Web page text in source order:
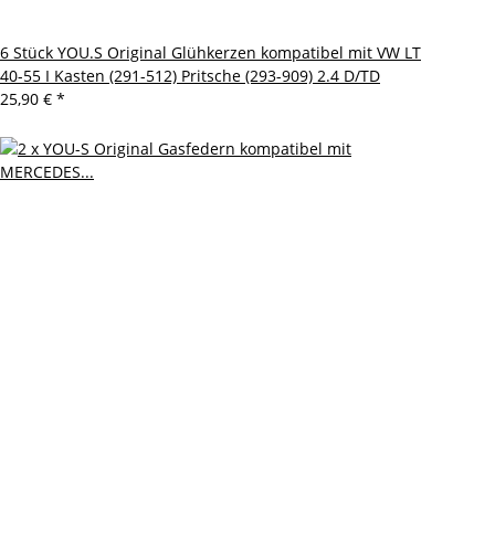
6 Stück YOU.S Original Glühkerzen kompatibel mit VW LT
40-55 I Kasten (291-512) Pritsche (293-909) 2.4 D/TD
25,90 € *